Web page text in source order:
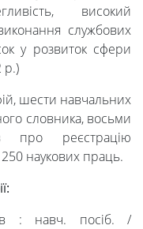
високий
службових
у розвиток сфери
р.)
шести навчальних
словника, восьми
про реєстрацію
наукових праць.
: навч. посіб. /